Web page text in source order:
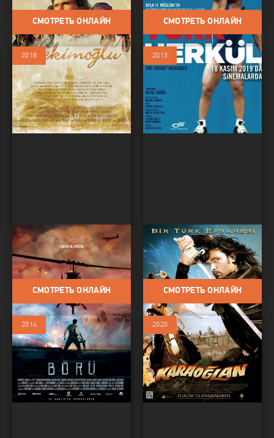
СМОТРЕТЬ ОНЛАЙН СМОТРЕТЬ ОНЛАЙН
Волк
Фильмы / Триллер / Боевик /
Исторический
2018
СМОТРЕТЬ ОНЛАЙН
Караоглан
Фильмы / Боевик / Комедии /
Исторический
2013
СМОТРЕТЬ ОНЛАЙН
2014 2020